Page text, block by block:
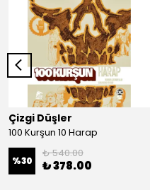
Çizgi Düşler
100 Kurşun 10 Harap
%30
₺ 540.00
₺ 378.00